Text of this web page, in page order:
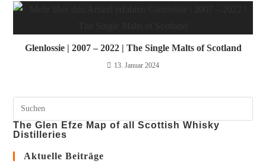
Glenlossie | 2007 – 2022 | The Single Malts of Scotland
13. Januar 2024
The Glen Efze Map of all Scottish Whisky
Distilleries
Aktuelle Beiträge